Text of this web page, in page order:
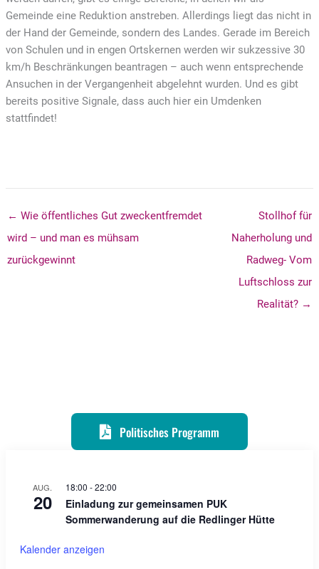
Gemeinde eine Reduktion anstreben. Allerdings liegt das nicht in
der Hand der Gemeinde, sondern des Landes. Gerade im Bereich
von Schulen und in engen Ortskernen werden wir sukzessive 30
km/h Beschränkungen beantragen – auch wenn entsprechende
Ansuchen in der Vergangenheit abgelehnt wurden. Und es gibt
bereits positive Signale, dass auch hier ein Umdenken
stattfindet!
← Wie öffentliches Gut zweckentfremdet
wird – und man es mühsam
zurückgewinnt
Stollhof für
Naherholung und
Radweg- Vom
Luftschloss zur
Realität? →
Politisches Programm
AUG.
20
18:00 -22:00
Einladung zur gemeinsamen PUK
Sommerwanderung auf die Redlinger Hütte
Kalender anzeigen